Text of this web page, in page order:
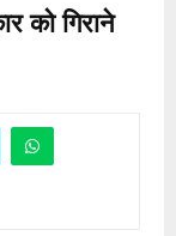
को गिराने